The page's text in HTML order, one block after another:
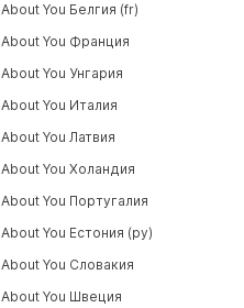
About You Белгия (fr)
About You Франция
About You Унгария
About You Италия
About You Латвия
About You Холандия
About You Португалия
About You Естония (ру)
About You Словакия
About You Швеция